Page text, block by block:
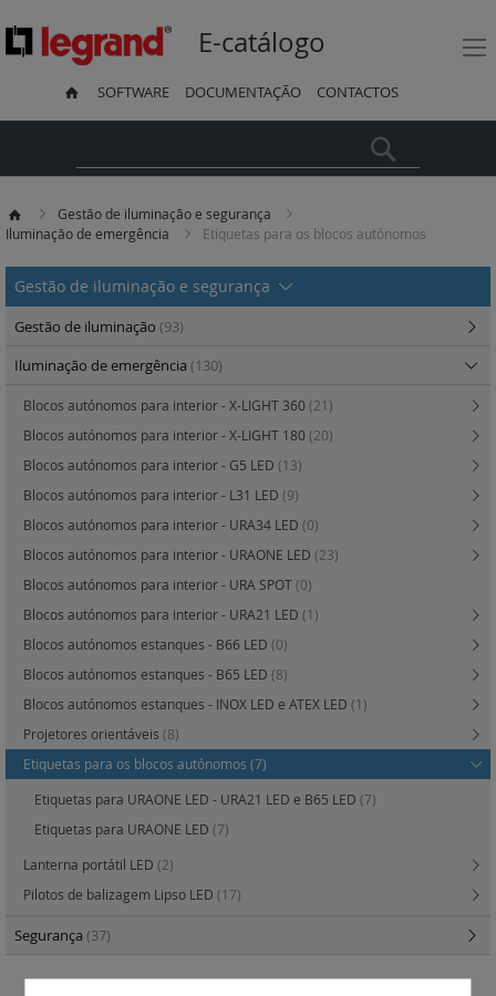
E-catálogo
SOFTWARE DOCUMENTAÇÃO CONTACTOS
Gestão de iluminação e segurança
Iluminação de emergência
Etiquetas para os blocos autónomos
Gestão de iluminação e segurança
Gestão de iluminação (93)
Iluminação de emergência (130)
Blocos autónomos para interior - X-LIGHT 360 (21)
Blocos autónomos para interior - X-LIGHT 180 (20)
Blocos autónomos para interior - G5 LED (13)
Blocos autónomos para interior - L31 LED (9)
Blocos autónomos para interior - URA34 LED (0)
Blocos autónomos para interior - URAONE LED (23)
Blocos autónomos para interior - URA SPOT(0)
Blocos autónomos para interior - URA21 LED (1)
Blocos autónomos estanques - B66 LED (0)
Blocos autónomos estanques - B65 LED (8)
Blocos autónomos estanques - INOX LED e ATEX LED (1)
Projetores orientáveis (8)
Etiquetas para os blocos autónomos (7)
Etiquetas para URAONE LED - URA21 LED e B65 LED (7)
Etiquetas para URAONE LED (7)
Lanterna portátil LED (2)
Pilotos de balizagem Lipso LED (17)
Segurança (37)